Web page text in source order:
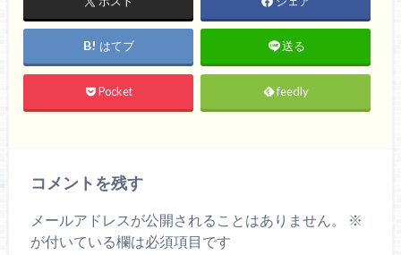
はてブ 送る
Pocket feedly
コメントを残す
メールアドレスが公開されることはありません。
※
が付いている欄は必須項目です